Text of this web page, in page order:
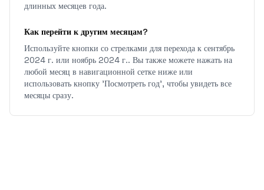
длинных месяцев года.
Как перейти к другим месяцам?
Используйте кнопки со стрелками для перехода к сентябрь
2024 г. или ноябрь 2024 г.. Вы также можете нажать на
любой месяц в навигационной сетке ниже или
использовать кнопку 'Посмотреть год', чтобы увидеть все
месяцы сразу.